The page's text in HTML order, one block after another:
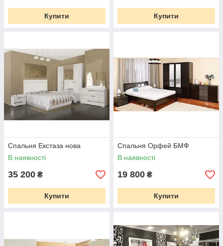
Купити Купити
Спальня Екстаза нова
В наявності
35 200 ₴
Купити
Спальня Орфей БМФ
В наявності
19 800 ₴
Купити